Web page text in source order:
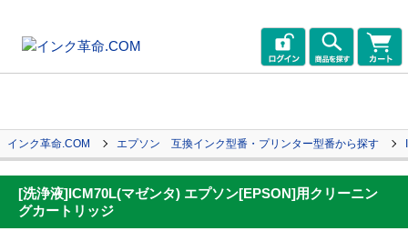
インク革命.COM エプソン 互換インク型番・プリンター型番から探す
[洗浄液]ICM70L(マゼンタ) エプソン[EPSON]用クリーニン
グカートリッジ